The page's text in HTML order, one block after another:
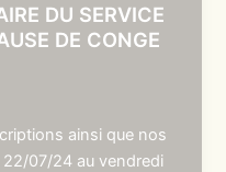
DU SERVICE
DE CONGE
ainsi que nos
07/24 au vendredi